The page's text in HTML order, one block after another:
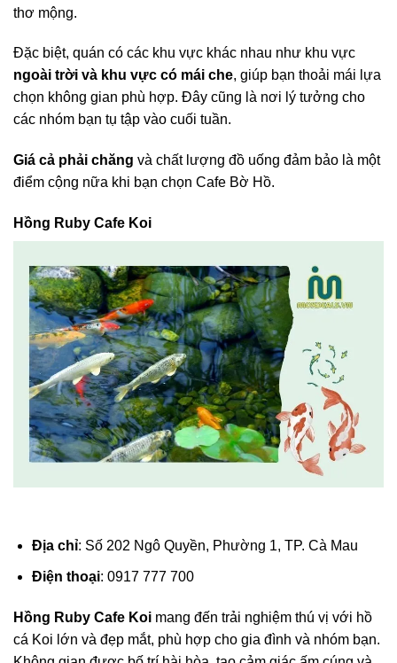
thơ mộng.
Đặc biệt, quán có các khu vực khác nhau như khu vực
ngoài trời và khu vực có mái che, giúp bạn thoải mái lựa
chọn không gian phù hợp. Đây cũng là nơi lý tưởng cho
các nhóm bạn tụ tập vào cuối tuần.
Giá cả phải chăng và chất lượng đồ uống đảm bảo là một
điểm cộng nữa khi bạn chọn Cafe Bờ Hồ.
Hồng Ruby Cafe Koi
Địa chỉ: Số 202 Ngô Quyền, Phường 1, TP. Cà Mau
Điện thoại: 0917 777 700
Hồng Ruby Cafe Koi mang đến trải nghiệm thú vị với hồ
cá Koi lớn và đẹp mắt, phù hợp cho gia đình và nhóm bạn.